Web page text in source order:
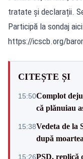
tratate și declarații.
Participă la sondaj aici:
https://icscb.org/
CITEȘTE ȘI
15:50Complot
că plănuiau
15:38Vedeta de la
după
15:26PSD, replică